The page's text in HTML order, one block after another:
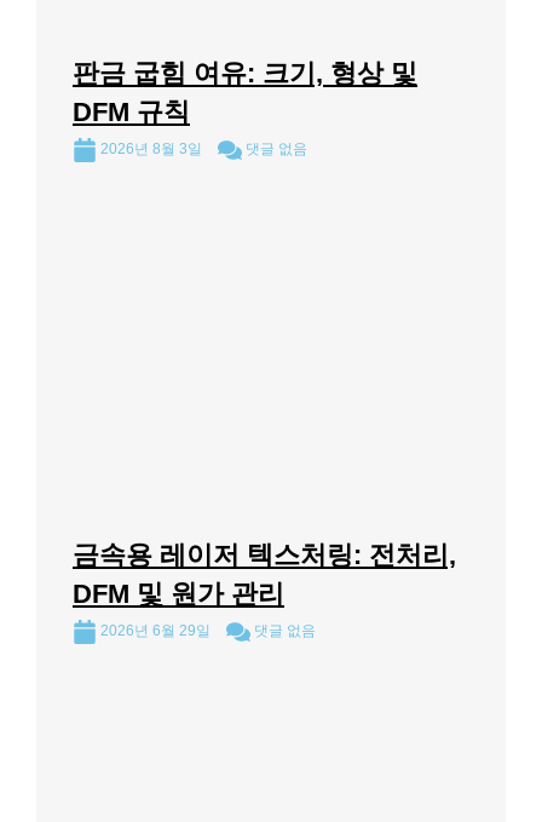
판금 굽힘 여유: 크기, 형상 및
DFM 규칙
2026년 8월 3일 댓글 없음
금속용 레이저 텍스처링: 전처리,
DFM 및 원가 관리
2026년 6월 29일 댓글 없음